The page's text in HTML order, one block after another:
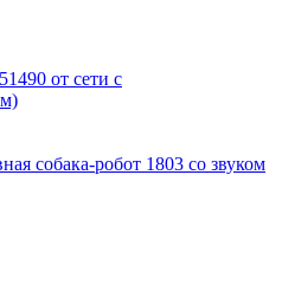
от сети с